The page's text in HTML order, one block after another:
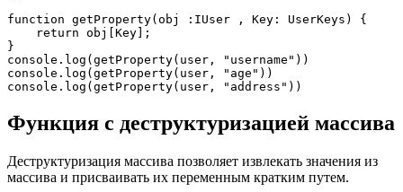
function getProperty(obj :IUser , Key: UserKeys) {
    return obj[Key];
}
console.log(getProperty(user, "username"))
console.log(getProperty(user, "age"))
console.log(getProperty(user, "address"))
Функция с деструктуризацией массива
Деструктуризация массива позволяет извлекать значения из
массива и присваивать их переменным кратким путем.